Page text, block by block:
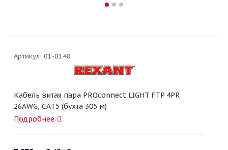
Артикул: 01-0148
Кабель витая пара PROconnect LIGHT FTP 4PR
26AWG, CAT5 (бухта 305 м)
Подробнее